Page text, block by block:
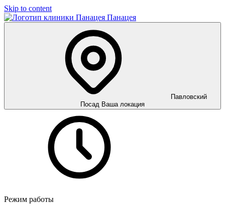
Skip to content
Панацея
Павловский
Посад Ваша локация
Режим работы